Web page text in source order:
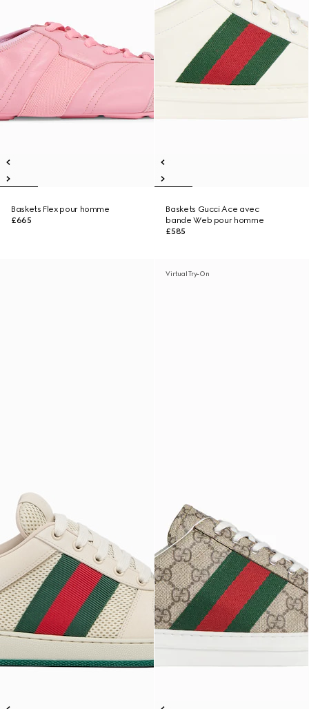
Baskets Flex pour homme
£665
Baskets Gucci Ace avec
bande Web pour homme
£585
Virtual Try-On